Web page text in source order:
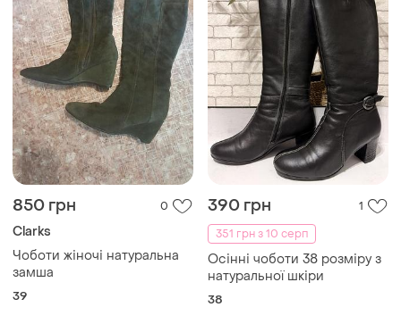
850 грн 0
Clarks
Чоботи жіночі натуральна
замша
39
390 грн
1
351 грн з 10 серп
Осінні чоботи 38 розміру з
натуральної шкіри
38